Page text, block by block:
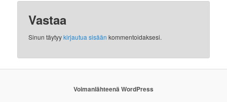
Vastaa
Sinun täytyykirjautua sisään kommentoidaksesi.
Voimanlähteenä WordPress